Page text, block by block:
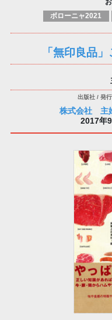
ボローニャ2021
「無印良品
株式会社 主
2017年9